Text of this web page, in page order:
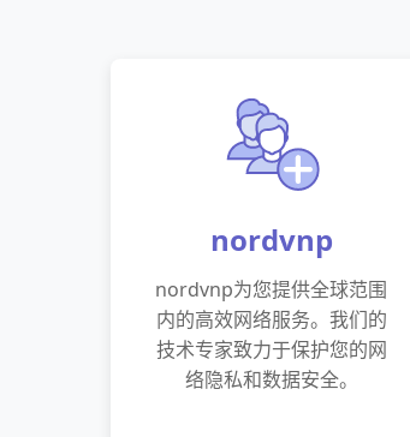
nordvnp
nordvnp为您提供全球范围
内的高效网络服务。我们的
技术专家致力于保护您的网
络隐私和数据安全。